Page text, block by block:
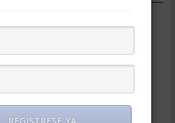
(80)
(454)
(304)